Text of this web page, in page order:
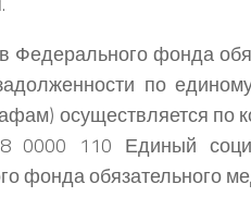
Федерального фонда
по
осуществляется по
0000 110 Единый
фонда обязательного